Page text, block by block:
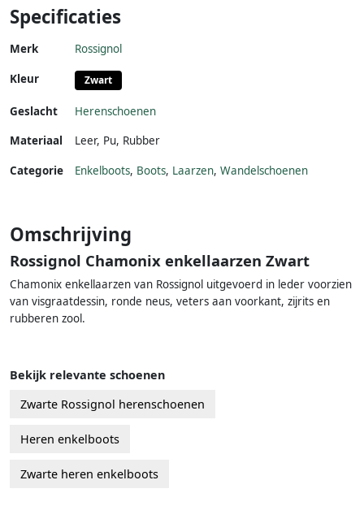
Specificaties
Merk Rossignol
Kleur Zwart
Geslacht
Herenschoenen
Materiaal
Leer, Pu, Rubber
Categorie Enkelboots, Boots, Laarzen, Wandelschoenen
Omschrijving
Rossignol Chamonix enkellaarzen Zwart
Chamonix enkellaarzen van Rossignol uitgevoerd in leder voorzien
van visgraatdessin, ronde neus, veters aan voorkant, zijrits en
rubberen zool.
Bekijk relevante schoenen
Zwarte Rossignol herenschoenen
Heren enkelboots
Zwarte heren enkelboots